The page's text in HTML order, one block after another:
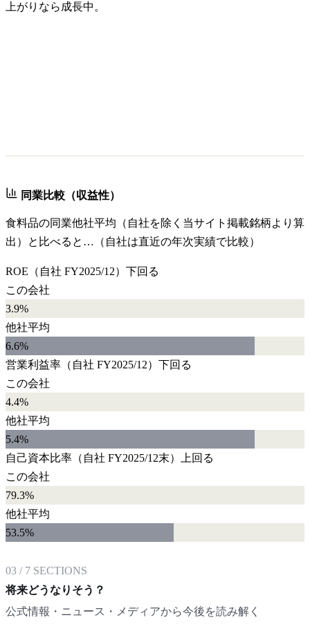
上がりなら成長中。
同業比較（収益性）
食料品の同業他社平均（自社を除く当サイト掲載銘柄より算
出）と比べると…（自社は直近の年次実績で比較）
ROE （自社 FY2025/12） 下回る
この会社
3.9%
他社平均
6.6%
営業利益率 （自社 FY2025/12） 下回る
この会社
4.4%
他社平均
5.4%
自己資本比率 （自社 FY2025/12末）
上回る
この会社
79.3%
他社平均
53.5%
03 / 7 SECTIONS
将来どうなりそう？
公式情報・ニュース・メディアから今後を読み解く